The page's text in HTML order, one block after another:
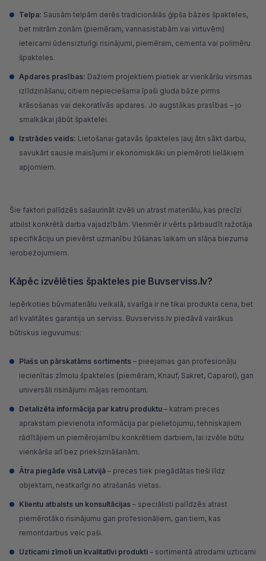
Telpa: Sausām telpām derēs tradicionālās ģipša bāzes špakteles,
bet mitrām zonām (piemēram, vannasistabām vai virtuvēm)
ieteicami ūdensizturīgi risinājumi, piemēram, cementa vai polimēru
špakteles.
Apdares prasības: Dažiem projektiem pietiek ar vienkāršu virsmas
izlīdzināšanu, citiem nepieciešama īpaši gluda bāze pirms
krāsošanas vai dekoratīvās apdares. Jo augstākas prasības – jo
smalkākai jābūt špaktelei.
Izstrādes veids: Lietošanai gatavās špakteles ļauj ātri sākt darbu,
savukārt sausie maisījumi ir ekonomiskāki un piemēroti lielākiem
apjomiem.
Šie faktori palīdzēs sašaurināt izvēli un atrast materiālu, kas precīzi
atbilst konkrētā darba vajadzībām. Vienmēr ir vērts pārbaudīt ražotāja
specifikāciju un pievērst uzmanību žūšanas laikam un slāņa biezuma
ierobežojumiem.
Kāpēc izvēlēties špakteles pie Buvserviss.lv?
Iepērkoties būvmateriālu veikalā, svarīga ir ne tikai produkta cena, bet
arī kvalitātes garantija un serviss. Buvserviss.lv piedāvā vairākus
būtiskus ieguvumus:
Plašs un pārskatāms sortiments – pieejamas gan profesionāļu
iecienītas zīmolu špakteles (piemēram, Knauf, Sakret, Caparol), gan
universāli risinājumi mājas remontam.
Detalizēta informācija par katru produktu – katram preces
aprakstam pievienota informācija par pielietojumu, tehniskajiem
rādītājiem un piemērojamību konkrētiem darbiem, lai izvēle būtu
vienkārša arī bez priekšzināšanām.
Ātra piegāde visā Latvijā – preces tiek piegādātas tieši līdz
objektam, neatkarīgi no atrašanās vietas.
Klientu atbalsts un konsultācijas – speciālisti palīdzēs atrast
piemērotāko risinājumu gan profesionāļiem, gan tiem, kas
remontdarbus veic paši.
Uzticami zīmoli un kvalitatīvi produkti – sortimentā atrodami uzticami